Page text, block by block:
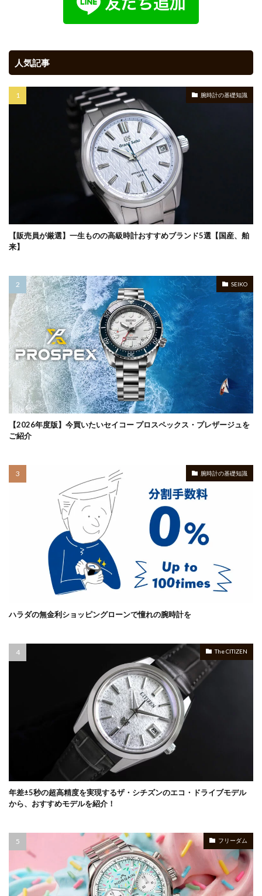
人気記事
腕時計の基礎知識
【販売員が厳選】一生ものの高級時計おすすめブランド5選【国産、舶
来】
SEIKO
【2026年度版】今買いたいセイコー プロスペックス・プレザージュを
ご紹介
腕時計の基礎知識
ハラダの無金利ショッピングローンで憧れの腕時計を
The CITIZEN
年差±5秒の超高精度を実現するザ・シチズンのエコ・ドライブモデル
から、おすすめモデルを紹介！
フリーダム